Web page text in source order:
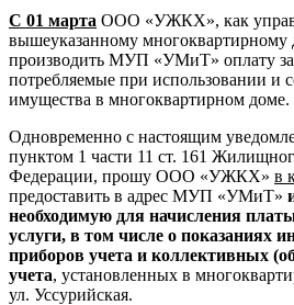
С 01 марта ООО «УЖКХ», как
вышеуказанному многоквартирному
производить МУП «УМиТ» оплату
потребляемые при использовании и
имущества в многоквартирном доме.
Одновременно с настоящим
пунктом 1 части 11 ст. 161
Федерации, прошу ООО «УЖКХ» в
предоставить в адрес МУП «УМиТ»
необходимую для начисления
услуги, в том числе о показаниях
приборов учета и коллективных
учета, установленных в
ул. Уссурийская.